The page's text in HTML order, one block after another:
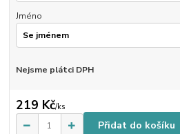
Jméno
Nejsme plátci DPH
219 Kč/ks
Přidat do košíku